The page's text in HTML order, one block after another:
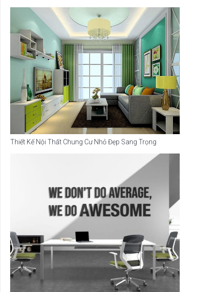
Thiết Kế Nội Thất Chung Cư Nhỏ Đẹp Sang Trọng